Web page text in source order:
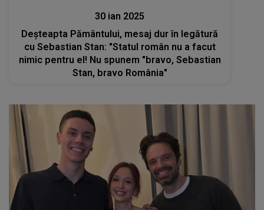
30 ian 2025
Deșteapta Pământului, mesaj dur în legătură
cu Sebastian Stan: "Statul român nu a facut
nimic pentru el! Nu spunem "bravo, Sebastian
Stan, bravo România"